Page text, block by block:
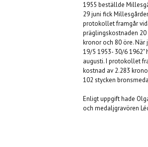
1955 beställde
29 juni fick
protokollet framgår
präglingskostnaden
kronor och 80 öre.
19/5 1953- 30/6 1962"
augusti. I protokollet
kostnad av 2.283
102 stycken
Enligt uppgift hade
och medaljgravören